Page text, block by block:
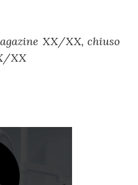
XX/XX, chiuso
XX